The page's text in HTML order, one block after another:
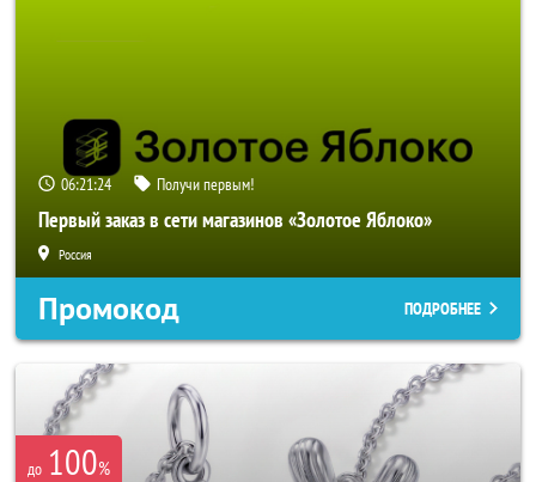
06:21:23 Получи первым!
Первый заказ в сети магазинов «Золотое Яблоко»
Россия
Промокод ПОДРОБНЕЕ
до 100%